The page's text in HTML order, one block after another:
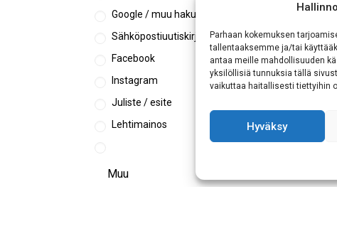
Parhaan kokemuksen
tallentaaksemme ja/tai
antaa meille mahdollisuuden
yksilöllisiä tunnuksia tällä
vaikuttaa haitallisesti tiettyihin
Hyväksy
Google / muu hakukone
Sähköpostiuutiskirje
Facebook
Instagram
Juliste / esite
Lehtimainos